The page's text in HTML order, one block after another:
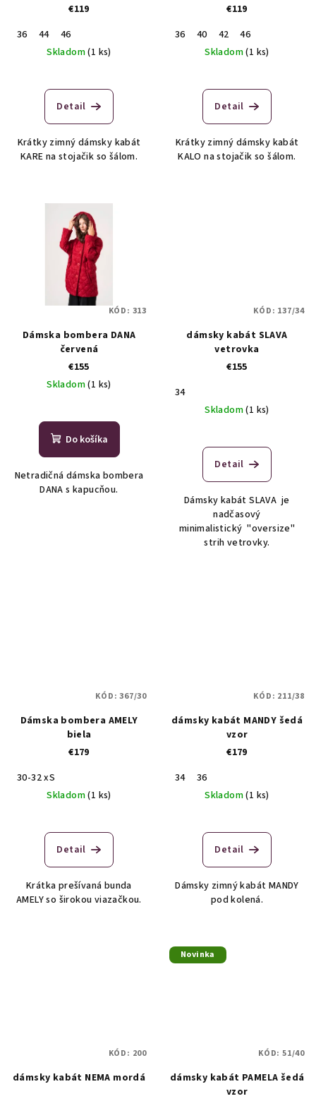
€119
36
44
46
Skladom(1 ks)
Detail
Krátky zimný dámsky kabát
KARE na stojačik so šálom.
€119
36
40 42
46
Skladom(1 ks)
Detail
Krátky zimný dámsky kabát
KALO na stojačik so šálom.
Dámska bombera DANA
červená
€155
Skladom(1 ks)
Do košíka
Netradičná dámska bombera
DANA s kapucňou.
KÓD: 313
dámsky kabát SLAVA
vetrovka
€155
34
Skladom(1 ks)
Detail
Dámsky kabát SLAVA je
nadčasový
minimalistický "oversize"
strih vetrovky.
KÓD: 137/34
Dámska bombera AMELY
biela
€179
30-32 xS
Skladom(1 ks)
Detail
Krátka prešívaná bunda
AMELY so širokou viazačkou.
KÓD:367/30
dámsky kabát MANDY šedá
vzor
€179
34
36
Skladom(1 ks)
Detail
Dámsky zimný kabát MANDY
pod kolená.
KÓD: 211/38
dámsky kabát NEMA mordá
KÓD: 200
Novinka
dámsky kabát PAMELA šedá
vzor
KÓD: 51/40